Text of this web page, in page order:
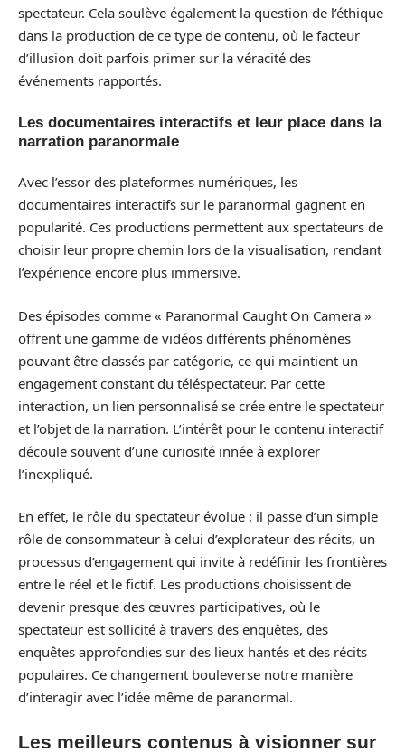
spectateur. Cela soulève également la question de l’éthique
dans la production de ce type de contenu, où le facteur
d’illusion doit parfois primer sur la véracité des
événements rapportés.
Les documentaires interactifs et leur place dans la
narration paranormale
Avec l’essor des plateformes numériques, les
documentaires interactifs sur le paranormal gagnent en
popularité. Ces productions permettent aux spectateurs de
choisir leur propre chemin lors de la visualisation, rendant
l’expérience encore plus immersive.
Des épisodes comme « Paranormal Caught On Camera »
offrent une gamme de vidéos différents phénomènes
pouvant être classés par catégorie, ce qui maintient un
engagement constant du téléspectateur. Par cette
interaction, un lien personnalisé se crée entre le spectateur
et l’objet de la narration. L’intérêt pour le contenu interactif
découle souvent d’une curiosité innée à explorer
l’inexpliqué.
En effet, le rôle du spectateur évolue : il passe d’un simple
rôle de consommateur à celui d’explorateur des récits, un
processus d’engagement qui invite à redéfinir les frontières
entre le réel et le fictif. Les productions choisissent de
devenir presque des œuvres participatives, où le
spectateur est sollicité à travers des enquêtes, des
enquêtes approfondies sur des lieux hantés et des récits
populaires. Ce changement bouleverse notre manière
d’interagir avec l’idée même de paranormal.
Les meilleurs contenus à visionner sur